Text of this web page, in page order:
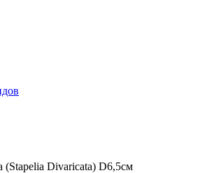
(Stapelia Divaricata) D6,5см